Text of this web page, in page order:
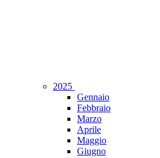
2025
Gennaio
Febbraio
Marzo
Aprile
Maggio
Giugno